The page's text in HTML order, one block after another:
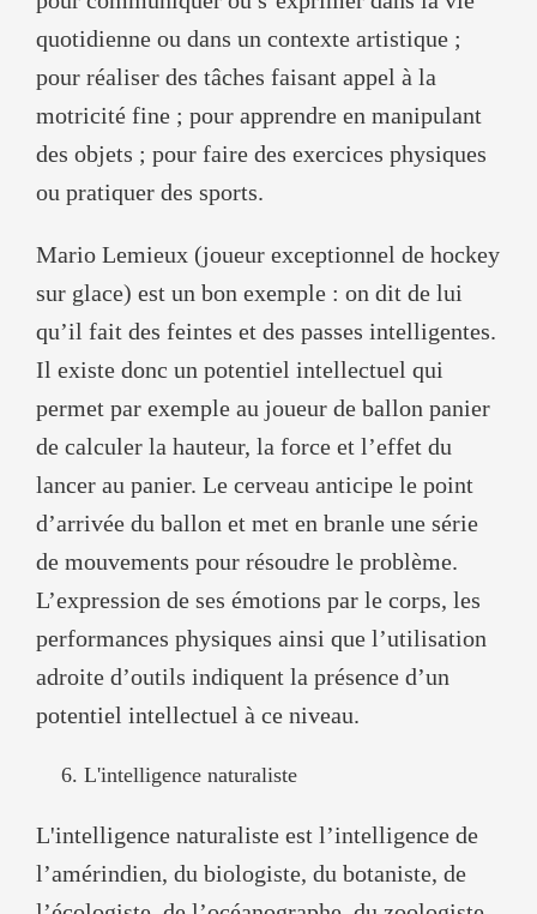
quotidienne ou dans un contexte artistique ;
pour réaliser des tâches faisant appel à la
motricité fine ; pour apprendre en manipulant
des objets ; pour faire des exercices physiques
ou pratiquer des sports.
Mario Lemieux (joueur exceptionnel de hockey
sur glace) est un bon exemple : on dit de lui
qu’il fait des feintes et des passes intelligentes.
Il existe donc un potentiel intellectuel qui
permet par exemple au joueur de ballon panier
de calculer la hauteur, la force et l’effet du
lancer au panier. Le cerveau anticipe le point
d’arrivée du ballon et met en branle une série
de mouvements pour résoudre le problème.
L’expression de ses émotions par le corps, les
performances physiques ainsi que l’utilisation
adroite d’outils indiquent la présence d’un
potentiel intellectuel à ce niveau.
L'intelligence naturaliste
L'intelligence naturaliste est l’intelligence de
l’amérindien, du biologiste, du botaniste, de